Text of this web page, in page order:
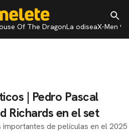
Of The DragonLa odiseaX-Men 97
| Pedro Pascal
Richards en el set
de películas en el 2025